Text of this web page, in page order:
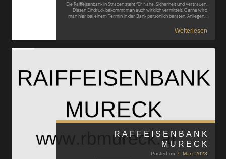
Die Raiffeisenbank in Straden steht für Nähe, Sicherheit und Vertrauen.
Diesen Eindruck bekommt man auch wirklich vermittelt! Gerne wird
man hier bei einem Termin in der Bank persönlich beraten. Anliegen…
Weiterlesen
RAFFEISENBANK
MURECK
Posted on 7. März 2023